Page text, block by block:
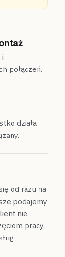
i
połączeń.
działa
od razu na
podajemy
nie
pracy,